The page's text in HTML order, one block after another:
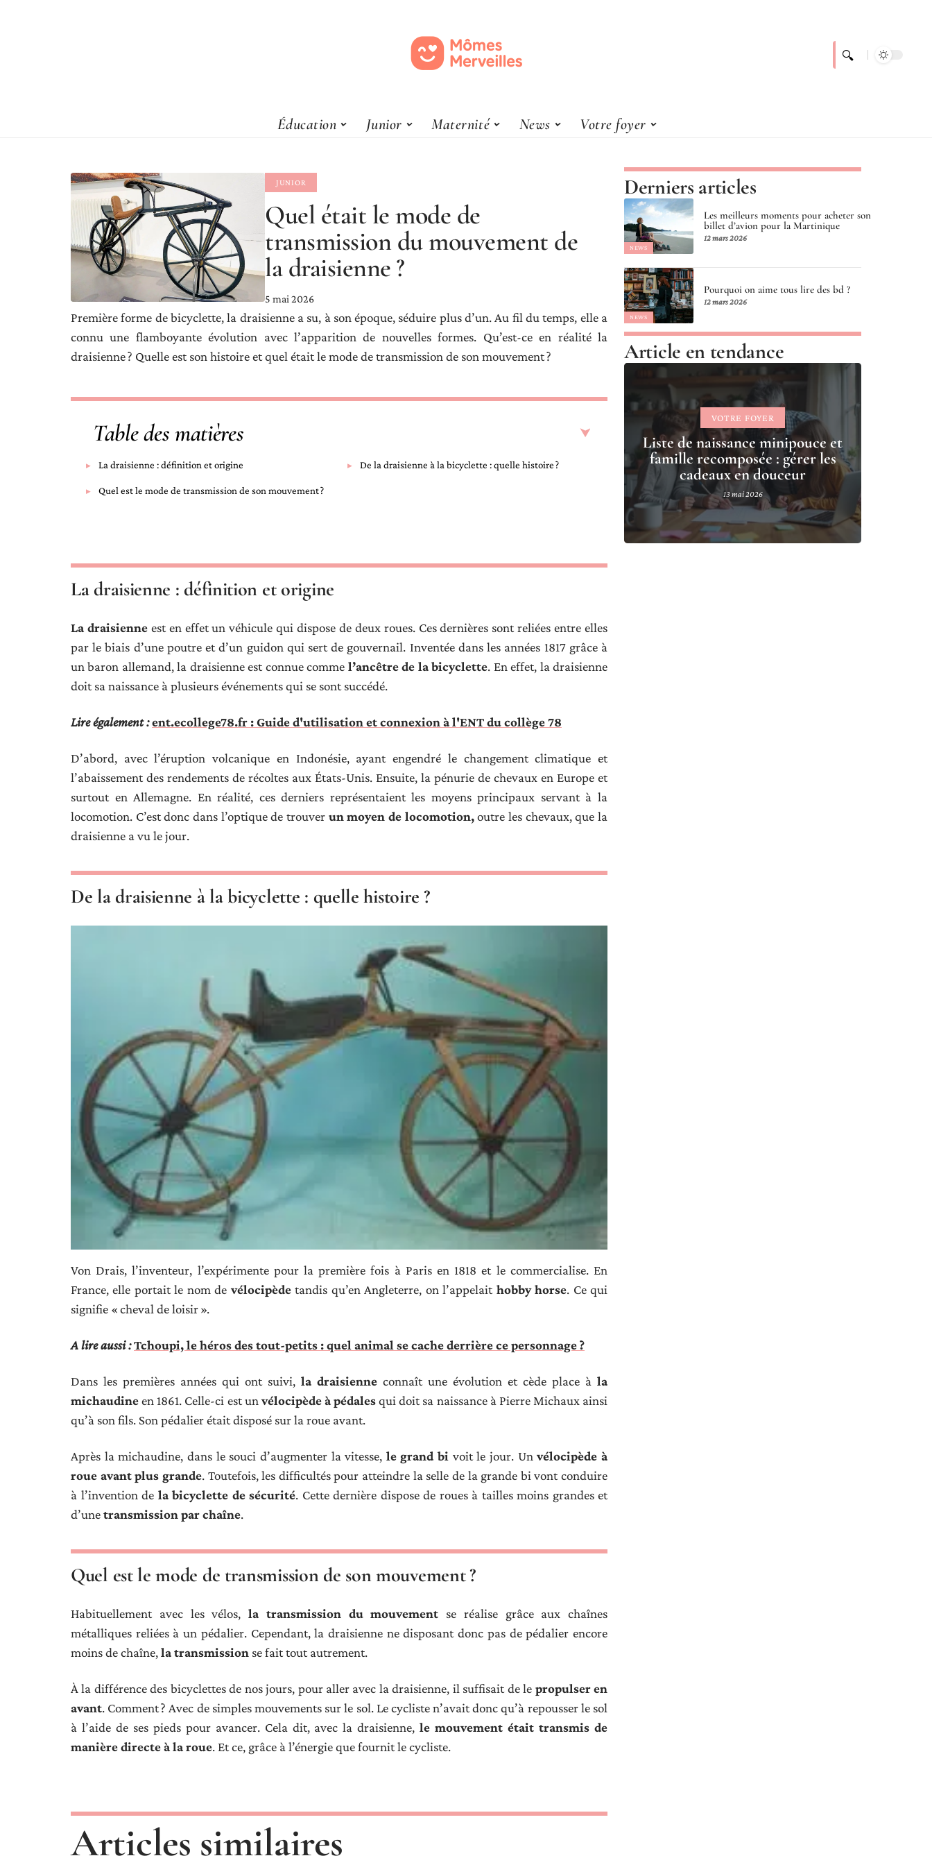
Éducation Junior Maternité News Votre foyer
JUNIOR
Quel était le mode de
transmission du mouvement de
la draisienne ?
5 mai 2026
Première forme de bicyclette, la draisienne a su, à son époque, séduire plus d’un. Au fil du temps, elle a
connu une flamboyante évolution avec l’apparition de nouvelles formes. Qu’est-ce en réalité la
draisienne ? Quelle est son histoire et quel était le mode de transmission de son mouvement ?
Table des matières
La draisienne : définition et origine De la draisienne à la bicyclette : quelle histoire ?
Quel est le mode de transmission de son mouvement ?
La draisienne : définition et origine
La draisienneest en effet un véhicule qui dispose de deux roues. Ces dernières sont reliées entre elles
par le biais d’une poutre et d’un guidon qui sert de gouvernail. Inventée dans les années 1817 grâce à
un baron allemand, la draisienne est connue comme l’ancêtre de la bicyclette. En effet, la draisienne
doit sa naissance à plusieurs événements qui se sont succédé.
Lire également :ent.ecollege78.fr : Guide d'utilisation et connexion à l'ENT du collège 78
D’abord, avec l’éruption volcanique en Indonésie, ayant engendré le changement climatique et
l’abaissement des rendements de récoltes aux États-Unis. Ensuite, la pénurie de chevaux en Europe et
surtout en Allemagne. En réalité, ces derniers représentaient les moyens principaux servant à la
locomotion. C’est donc dans l’optique de trouver un moyen de locomotion,outre les chevaux, que la
draisienne a vu le jour.
De la draisienne à la bicyclette : quelle histoire ?
Von Drais, l’inventeur, l’expérimente pour la première fois à Paris en 1818 et le commercialise. En
France, elle portait le nom de vélocipèdetandis qu’en Angleterre, on l’appelait hobby horse. Ce qui
signifie « cheval de loisir ».
A lire aussi :Tchoupi, le héros des tout-petits : quel animal se cache derrière ce personnage ?
Dans les premières années qui ont suivi, la draisienne connaît une évolution et cède place à la
michaudineen 1861. Celle-ci est un vélocipède à pédalesqui doit sa naissance à Pierre Michaux ainsi
qu’à son fils. Son pédalier était disposé sur la roue avant.
Après la michaudine, dans le souci d’augmenter la vitesse, le grand bi voit le jour. Unvélocipède à
roue avant plus grande. Toutefois, les difficultés pour atteindre la selle de la grande bi vont conduire
à l’invention de la bicyclette de sécurité. Cette dernière dispose de roues à tailles moins grandes et
d’unetransmission par chaîne.
Quel est le mode de transmission de son mouvement ?
Habituellement avec les vélos, la transmission du mouvement se réalise grâce aux chaînes
métalliques reliées à un pédalier. Cependant, la draisienne ne disposant donc pas de pédalier encore
moins de chaîne,la transmission se fait tout autrement.
À la différence des bicyclettes de nos jours, pour aller avec la draisienne, il suffisait de le propulser en
avant. Comment ? Avec de simples mouvements sur le sol. Le cycliste n’avait donc qu’à repousser le sol
à l’aide de ses pieds pour avancer. Cela dit, avec la draisienne,le mouvement était transmis de
manière directe à la roue. Et ce, grâce à l’énergie que fournit le cycliste.
Articles similaires
Derniers articles
NEWS
Les meilleurs moments pour acheter son
billet d’avion pour la Martinique
12 mars 2026
NEWS
Pourquoi on aime tous lire des bd ?
12 mars 2026
Article en tendance
VOTRE FOYER
Liste de naissance minipouce et
famille recomposée : gérer les
cadeaux en douceur
13 mai 2026